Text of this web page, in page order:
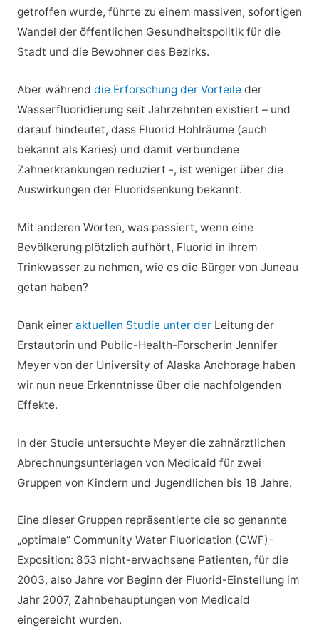
getroffen wurde, führte zu einem massiven, sofortigen
Wandel der öffentlichen Gesundheitspolitik für die
Stadt und die Bewohner des Bezirks.
Aber während die Erforschung der Vorteileder
Wasserfluoridierung seit Jahrzehnten existiert – und
darauf hindeutet, dass Fluorid Hohlräume (auch
bekannt als Karies) und damit verbundene
Zahnerkrankungen reduziert -, ist weniger über die
Auswirkungen der Fluoridsenkung bekannt.
Mit anderen Worten, was passiert, wenn eine
Bevölkerung plötzlich aufhört, Fluorid in ihrem
Trinkwasser zu nehmen, wie es die Bürger von Juneau
getan haben?
Dank einer aktuellen Studie unter derLeitung der
Erstautorin und Public-Health-Forscherin Jennifer
Meyer von der University of Alaska Anchorage haben
wir nun neue Erkenntnisse über die nachfolgenden
Effekte.
In der Studie untersuchte Meyer die zahnärztlichen
Abrechnungsunterlagen von Medicaid für zwei
Gruppen von Kindern und Jugendlichen bis 18 Jahre.
Eine dieser Gruppen repräsentierte die so genannte
„optimale“ Community Water Fluoridation (CWF)-
Exposition: 853 nicht-erwachsene Patienten, für die
2003, also Jahre vor Beginn der Fluorid-Einstellung im
Jahr 2007, Zahnbehauptungen von Medicaid
eingereicht wurden.